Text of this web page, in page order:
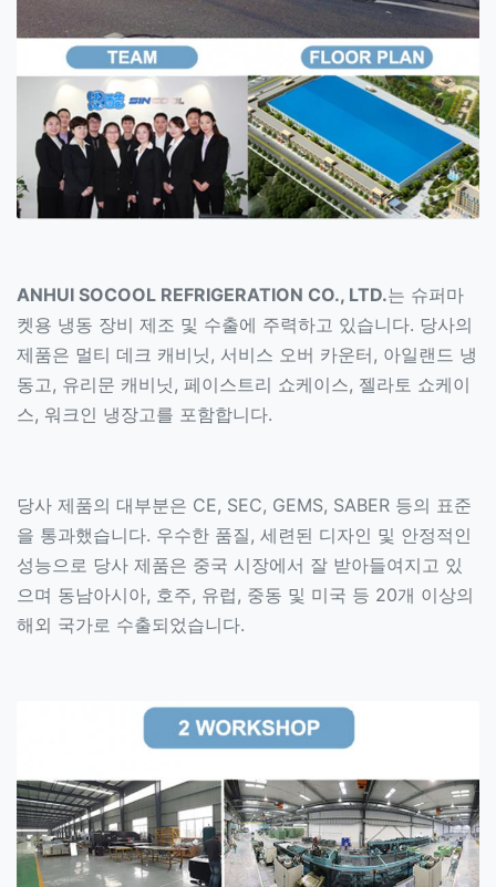
ANHUI SOCOOL REFRIGERATION CO., LTD.는 슈퍼마
켓용 냉동 장비 제조 및 수출에 주력하고 있습니다. 당사의
제품은 멀티 데크 캐비닛, 서비스 오버 카운터, 아일랜드 냉
동고, 유리문 캐비닛, 페이스트리 쇼케이스, 젤라토 쇼케이
스, 워크인 냉장고를 포함합니다.
당사 제품의 대부분은 CE, SEC, GEMS, SABER 등의 표준
을 통과했습니다. 우수한 품질, 세련된 디자인 및 안정적인
성능으로 당사 제품은 중국 시장에서 잘 받아들여지고 있
으며 동남아시아, 호주, 유럽, 중동 및 미국 등 20개 이상의
해외 국가로 수출되었습니다.